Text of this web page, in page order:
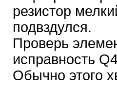
резистор
подвздулся.
Проверь
исправность
Обычно этого